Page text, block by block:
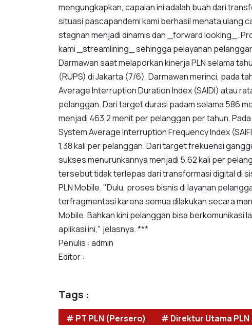
mengungkapkan, capaian ini adalah buah dari
situasi pascapandemi kami berhasil menata ulang
stagnan menjadi dinamis dan _forward looking_.
kami _streamlining_ sehingga pelayanan
Darmawan saat melaporkan kinerja PLN selama
(RUPS) di Jakarta (7/6). Darmawan merinci, pada
Average Interruption Duration Index (SAIDI) atau
pelanggan. Dari target durasi padam selama 586
menjadi 463,2 menit per pelanggan per tahun.
System Average Interruption Frequency Index
1,38 kali per pelanggan. Dari target frekuensi
sukses menurunkannya menjadi 5,62 kali per
tersebut tidak terlepas dari transformasi digital di
PLN Mobile. "Dulu, proses bisnis di layanan
terfragmentasi karena semua dilakukan secara
Mobile. Bahkan kini pelanggan bisa berkomunikasi
aplikasi ini," jelasnya. ***
Penulis : admin
Editor :
Tags :
# PT PLN (Persero) # Direktur Utama PLN